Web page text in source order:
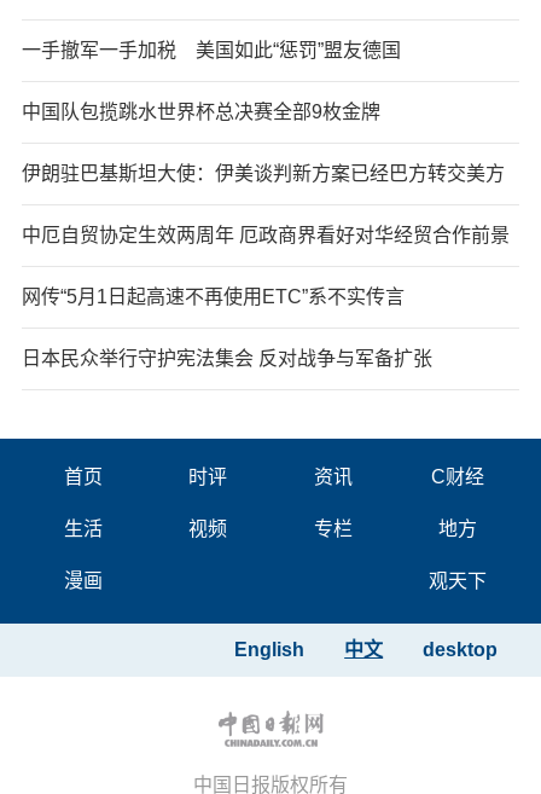
一手撤军一手加税 美国如此“惩罚”盟友德国
中国队包揽跳水世界杯总决赛全部9枚金牌
伊朗驻巴基斯坦大使：伊美谈判新方案已经巴方转交美方
中厄自贸协定生效两周年 厄政商界看好对华经贸合作前景
网传“5月1日起高速不再使用ETC”系不实传言
日本民众举行守护宪法集会 反对战争与军备扩张
首页 时评 资讯 C财经
生活 视频 专栏 地方
漫画 观天下
desktop
中文
English
中国日报版权所有